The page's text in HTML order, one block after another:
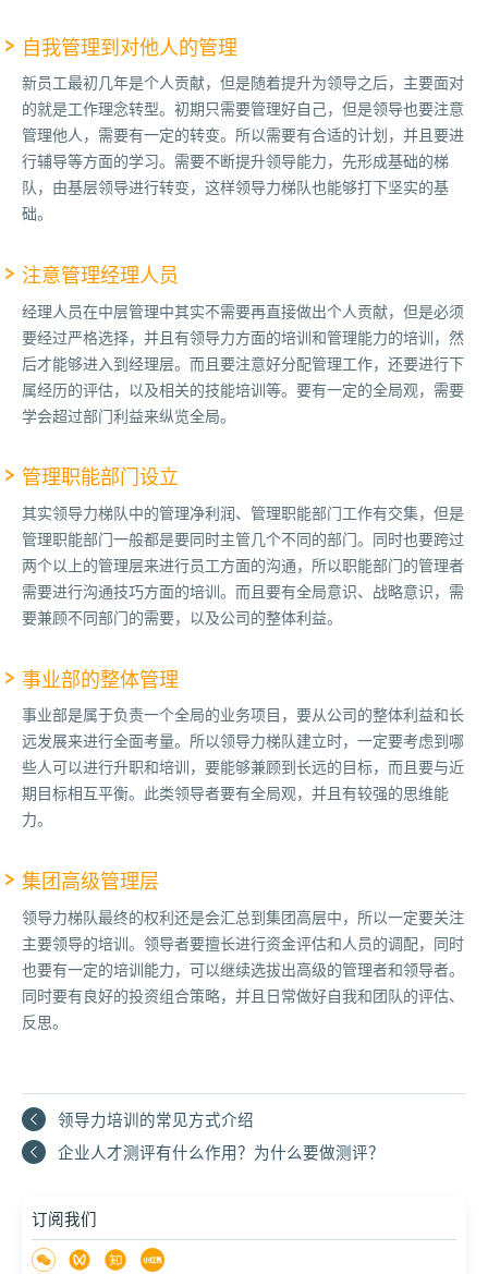
自我管理到对他人的管理
新员工最初几年是个人贡献，但是随着提升为领导之后，主要面对
的就是工作理念转型。初期只需要管理好自己，但是领导也要注意
管理他人，需要有一定的转变。所以需要有合适的计划，并且要进
行辅导等方面的学习。需要不断提升领导能力，先形成基础的梯
队，由基层领导进行转变，这样领导力梯队也能够打下坚实的基
础。
注意管理经理人员
经理人员在中层管理中其实不需要再直接做出个人贡献，但是必须
要经过严格选择，并且有领导力方面的培训和管理能力的培训，然
后才能够进入到经理层。而且要注意好分配管理工作，还要进行下
属经历的评估，以及相关的技能培训等。要有一定的全局观，需要
学会超过部门利益来纵览全局。
管理职能部门设立
其实领导力梯队中的管理净利润、管理职能部门工作有交集，但是
管理职能部门一般都是要同时主管几个不同的部门。同时也要跨过
两个以上的管理层来进行员工方面的沟通，所以职能部门的管理者
需要进行沟通技巧方面的培训。而且要有全局意识、战略意识，需
要兼顾不同部门的需要，以及公司的整体利益。
事业部的整体管理
事业部是属于负责一个全局的业务项目，要从公司的整体利益和长
远发展来进行全面考量。所以领导力梯队建立时，一定要考虑到哪
些人可以进行升职和培训，要能够兼顾到长远的目标，而且要与近
期目标相互平衡。此类领导者要有全局观，并且有较强的思维能
力。
集团高级管理层
领导力梯队最终的权利还是会汇总到集团高层中，所以一定要关注
主要领导的培训。领导者要擅长进行资金评估和人员的调配，同时
也要有一定的培训能力，可以继续选拔出高级的管理者和领导者。
同时要有良好的投资组合策略，并且日常做好自我和团队的评估、
反思。
领导力培训的常见方式介绍
企业人才测评有什么作用？为什么要做测评？
订阅我们